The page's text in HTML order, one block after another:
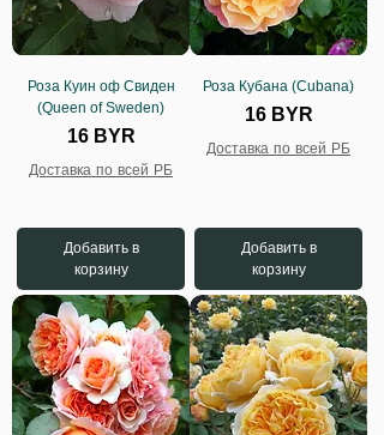
Роза Куин оф Свиден
(Queen of Sweden)
Цена
16 BYR
Доставка по всей РБ
Добавить в
корзину
Роза Кубана (Cubana)
Цена
16 BYR
Доставка по всей РБ
Добавить в
корзину